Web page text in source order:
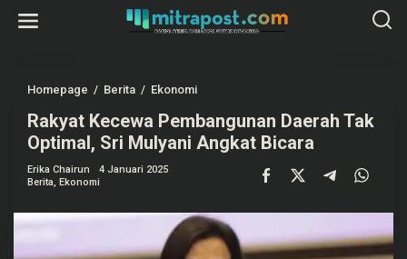
Homepage / Berita / Ekonomi
k
y
a
e
a
Rakyat Kecewa Pembangunan Daerah Tak
Optimal, Sri Mulyani Angkat Bicara
Erika Chairun
4 Januari 2025
Berita, Ekonomi